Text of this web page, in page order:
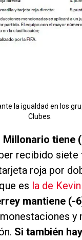
la igualdad en los
Clubes.
Millonario tiene
recibido siete
roja por
es la de
mantiene (-
y
Si también